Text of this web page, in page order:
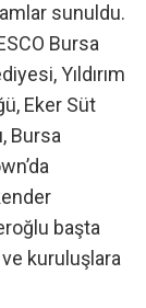
sunuldu.
Bursa
Yıldırım
Eker Süt
Bursa
başta
kuruluşlara